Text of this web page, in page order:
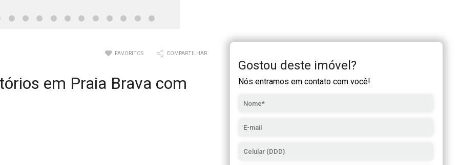
FAVORITOS COMPARTILHAR
em Praia Brava com
Gostou deste imóvel?
Nós entramos em contato com você!